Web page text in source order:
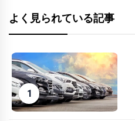
よく見られている記事